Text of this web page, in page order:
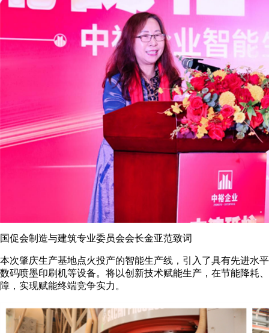
国促会制造与建筑专业委员会会长金亚范致词
本次肇庆生产基地点火投产的智能生产线，引入了具有先进水
数码喷墨印刷机等设备。将以创新技术赋能生产，在节能降耗
障，实现赋能终端竞争实力。